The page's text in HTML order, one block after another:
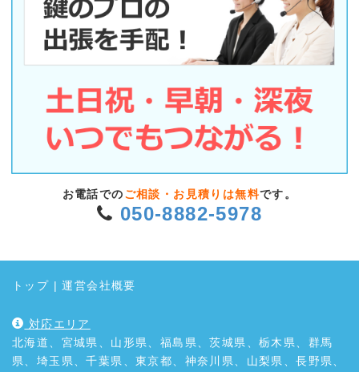
お電話での ご相談・お見積りは無料です。
050-8882-5978
トップ |運営会社概要
対応エリア
北海道、宮城県、山形県、福島県、茨城県、栃木県、群馬
県、埼玉県、千葉県、東京都、神奈川県、山梨県、長野県、